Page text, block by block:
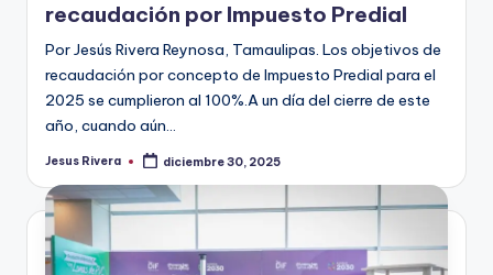
recaudación por Impuesto Predial
Por Jesús Rivera Reynosa, Tamaulipas. Los objetivos de
recaudación por concepto de Impuesto Predial para el
2025 se cumplieron al 100%.A un día del cierre de este
año, cuando aún…
Publicado
Jesus Rivera diciembre 30, 2025